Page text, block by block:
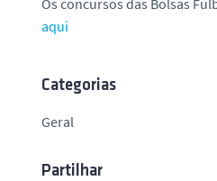
aqui
Categorias
Geral
Partilhar